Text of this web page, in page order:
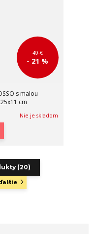
49 €
- 21 %
s malou
cm
Nie je skladom
(20)